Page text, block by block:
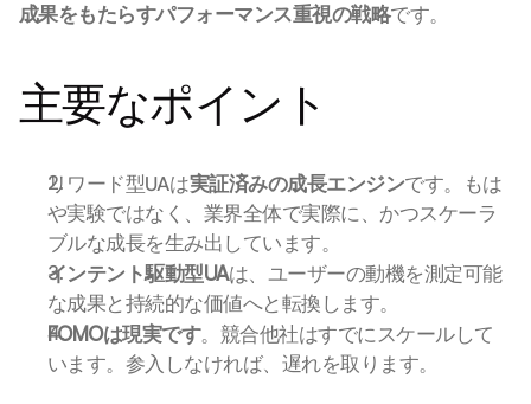
成果をもたらすパフォーマンス重視の戦略です。
主要なポイント
リワード型UAは実証済みの成長エンジンです。もは
や実験ではなく、業界全体で実際に、かつスケーラ
ブルな成長を生み出しています。
インテント駆動型UAは、ユーザーの動機を測定可能
な成果と持続的な価値へと転換します。
FOMOは現実です。競合他社はすでにスケールして
います。参入しなければ、遅れを取ります。